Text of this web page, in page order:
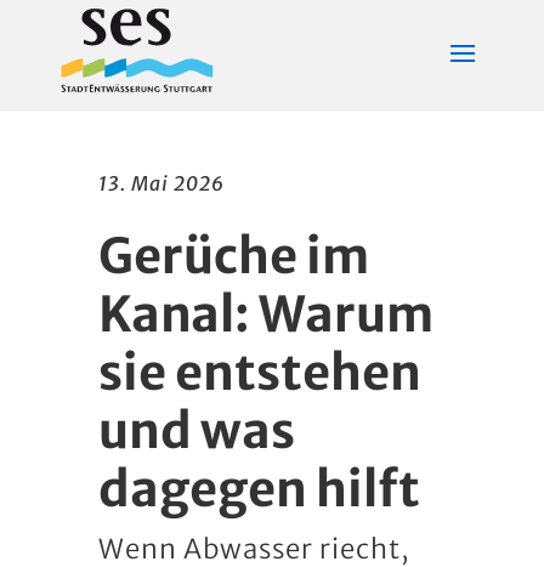
13. Mai 2026
Gerüche im
Kanal: Warum
sie entstehen
und was
dagegen hilft
Wenn Abwasser riecht,